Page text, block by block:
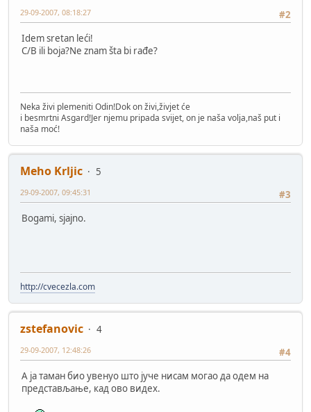
#2
29-09-2007, 08:18:27
Idem sretan leći!
C/B ili boja?Ne znam šta bi rađe?
Neka živi plemeniti Odin!Dok on živi,živjet će
i besmrtni Asgard!Jer njemu pripada svijet, on je naša volja,naš put i
naša moć!
Meho Krljic
5
#3
29-09-2007, 09:45:31
Bogami, sjajno.
http://cvecezla.com
zstefanovic
4
#4
29-09-2007, 12:48:26
А ја таман био увенуо што јуче нисам могао да одем на
представљање, кад ово видех.